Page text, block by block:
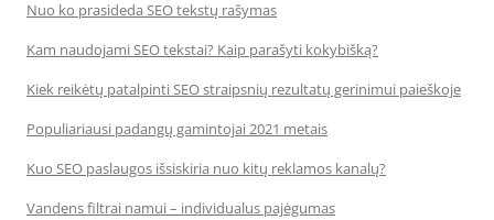
Nuo ko prasideda SEO tekstų rašymas
Kam naudojami SEO tekstai? Kaip parašyti kokybišką?
Kiek reikėtų patalpinti SEO straipsnių rezultatų gerinimui paieškoje
Populiariausi padangų gamintojai 2021 metais
Kuo SEO paslaugos išsiskiria nuo kitų reklamos kanalų?
Vandens filtrai namui – individualus pajėgumas